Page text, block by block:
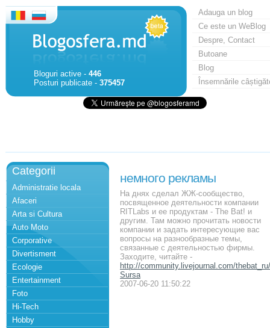
Bloguri active - 446
Posturi publicate - 375457
Adauga un blog
Ce este un WeBlog
Despre, Contact
Butoane
Blog
Însemnările
Categorii
Administratie locala
Afaceri
Arta si Cultura
Auto Moto
Corporative
Divertisment
Ecologie
Entertainment
Foto
Hi-Tech
Hobby
немного рекламы
На днях сделал ЖЖ-сообщество,
посвященное деятельности компании
RITLabs и ее продуктам - The Bat! и
другим. Там можно прочитать новости
компании и задать интересующие вас
вопросы на разнообразные темы,
связанные с деятельностью фирмы.
Заходите, читайте -
http://community.livejournal.com/thebat_ru/
Sursa
2007-06-20 11:50:22